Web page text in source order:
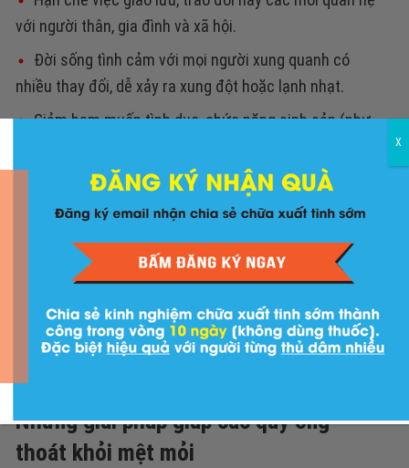
với người thân, gia đình và xã hội.
Đời sống tình cảm với mọi người xung quanh có
nhiều thay đổi, dễ xảy ra xung đột hoặc lạnh nhạt.
Giảm ham muốn tình dục, chức năng sinh sản (như
muộn, vô sinh).
gặp ở Nam Giới và cách phòng tránh
Vậy ta cần làm những gì để ngăn chặn cũng như cải
thiện được tình trạng mệt mỏi ở nam giới trước khi
Những giải pháp giúp các quý ông
thoát khỏi mệt mỏi
X